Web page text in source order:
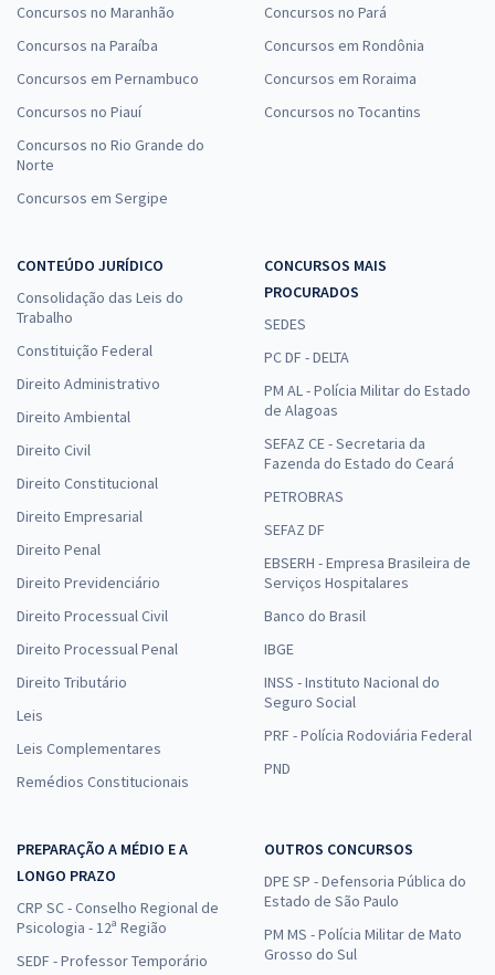
Concursos no Maranhão
Concursos na Paraíba
Concursos em Pernambuco
Concursos no Piauí
Concursos no Rio Grande do
Norte
Concursos em Sergipe
Concursos no Pará
Concursos em Rondônia
Concursos em Roraima
Concursos no Tocantins
CONTEÚDO JURÍDICO
Consolidação das Leis do
Trabalho
Constituição Federal
Direito Administrativo
Direito Ambiental
Direito Civil
Direito Constitucional
Direito Empresarial
Direito Penal
Direito Previdenciário
Direito Processual Civil
Direito Processual Penal
Direito Tributário
Leis
Leis Complementares
Remédios Constitucionais
CONCURSOS MAIS
PROCURADOS
SEDES
PC DF - DELTA
PM AL - Polícia Militar do Estado
de Alagoas
SEFAZ CE - Secretaria da
Fazenda do Estado do Ceará
PETROBRAS
SEFAZ DF
EBSERH - Empresa Brasileira de
Serviços Hospitalares
Banco do Brasil
IBGE
INSS - Instituto Nacional do
Seguro Social
PRF - Polícia Rodoviária Federal
PND
PREPARAÇÃO A MÉDIO E A
LONGO PRAZO
CRP SC - Conselho Regional de
Psicologia - 12ª Região
SEDF - Professor Temporário
OUTROS CONCURSOS
DPE SP - Defensoria Pública do
Estado de São Paulo
PM MS - Polícia Militar de Mato
Grosso do Sul